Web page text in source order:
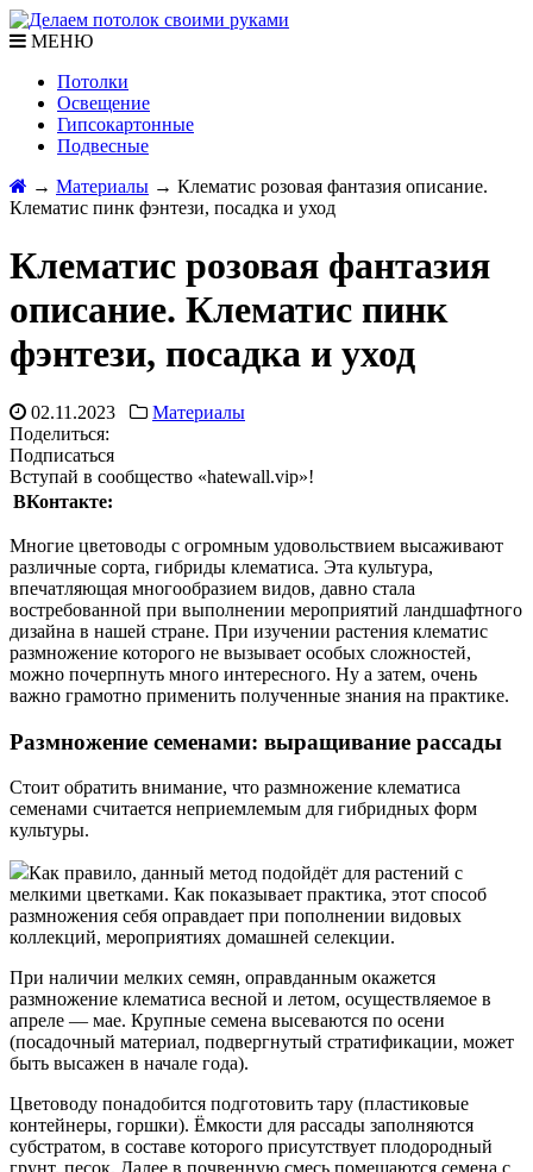
МЕНЮ
Потолки
Освещение
Гипсокартонные
Подвесные
→ Материалы → Клематис розовая фантазия описание.
Клематис пинк фэнтези, посадка и уход
Клематис розовая фантазия
описание. Клематис пинк
фэнтези, посадка и уход
02.11.2023
Материалы
Поделиться:
Подписаться
Вступай в сообщество «hatewall.vip»!
ВКонтакте:
Многие цветоводы с огромным удовольствием высаживают
различные сорта, гибриды клематиса. Эта культура,
впечатляющая многообразием видов, давно стала
востребованной при выполнении мероприятий ландшафтного
дизайна в нашей стране. При изучении растения клематис
размножение которого не вызывает особых сложностей,
можно почерпнуть много интересного. Ну а затем, очень
важно грамотно применить полученные знания на практике.
Размножение семенами: выращивание рассады
Стоит обратить внимание, что размножение клематиса
семенами считается неприемлемым для гибридных форм
культуры.
Как правило, данный метод подойдёт для растений с
мелкими цветками. Как показывает практика, этот способ
размножения себя оправдает при пополнении видовых
коллекций, мероприятиях домашней селекции.
При наличии мелких семян, оправданным окажется
размножение клематиса весной и летом, осуществляемое в
апреле — мае. Крупные семена высеваются по осени
(посадочный материал, подвергнутый стратификации, может
быть высажен в начале года).
Цветоводу понадобится подготовить тару (пластиковые
контейнеры, горшки). Ёмкости для рассады заполняются
субстратом, в составе которого присутствует плодородный